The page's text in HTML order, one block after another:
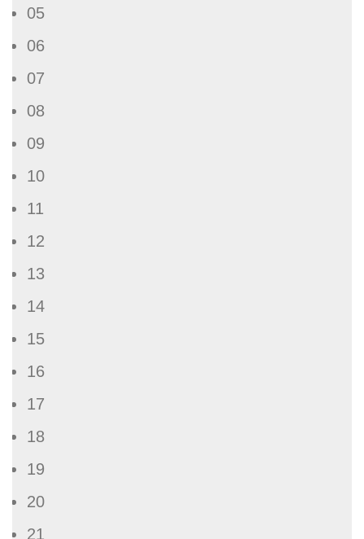
05
06
07
08
09
10
11
12
13
14
15
16
17
18
19
20
21